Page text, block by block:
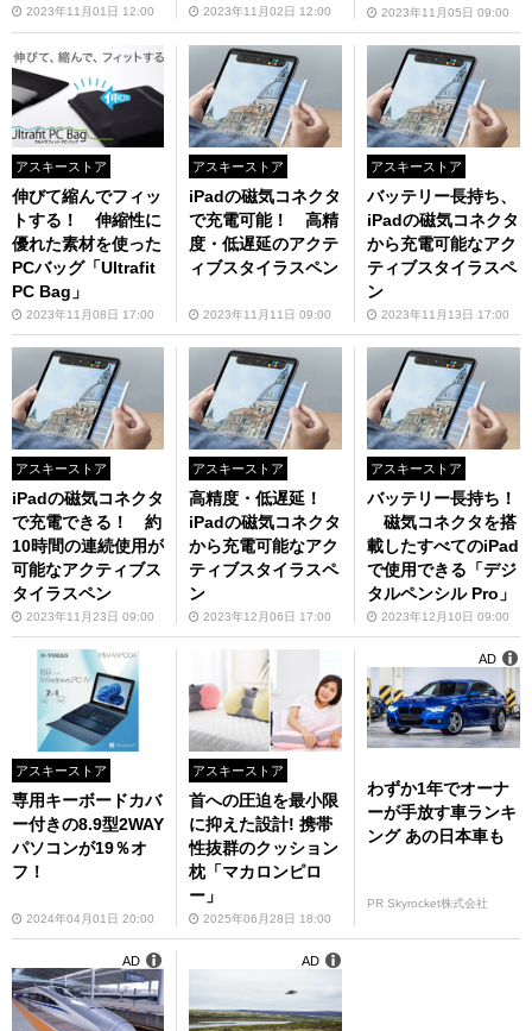
2023年11月01日 12:00 2023年11月02日 12:00 2023年11月05日 09:00
アスキーストア
伸びて縮んでフィッ
トする！ 伸縮性に
優れた素材を使った
PCバッグ「Ultrafit
PC Bag」
2023年11月08日 17:00
アスキーストア
iPadの磁気コネクタ
で充電可能！ 高精
度・低遅延のアクテ
ィブスタイラスペン
2023年11月11日 09:00
アスキーストア
バッテリー長持ち、
iPadの磁気コネクタ
から充電可能なアク
ティブスタイラスペ
ン
2023年11月13日 17:00
アスキーストア
iPadの磁気コネクタ
で充電できる！ 約
10時間の連続使用が
可能なアクティブス
タイラスペン
2023年11月23日 09:00
アスキーストア
高精度・低遅延！
iPadの磁気コネクタ
から充電可能なアク
ティブスタイラスペ
ン
2023年12月06日 17:00
アスキーストア
バッテリー長持ち！
磁気コネクタを搭
載したすべてのiPad
で使用できる「デジ
タルペンシル Pro」
2023年12月10日 09:00
アスキーストア
専用キーボードカバ
ー付きの8.9型2WAY
パソコンが19％オ
フ！
2024年04月01日 20:00
アスキーストア
首への圧迫を最小限
に抑えた設計! 携帯
性抜群のクッション
枕「マカロンピロ
ー」
2025年06月28日 18:00
わずか1年でオーナ
ーが手放す車ランキ
ング あの日本車も
PR Skyrocket株式会社
AD
AD AD